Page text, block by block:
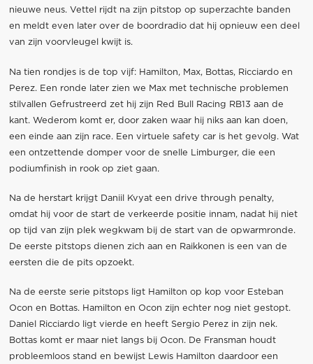
nieuwe neus. Vettel rijdt na zijn pitstop op superzachte banden
en meldt even later over de boordradio dat hij opnieuw een deel
van zijn voorvleugel kwijt is.
Na tien rondjes is de top vijf: Hamilton, Max, Bottas, Ricciardo en
Perez. Een ronde later zien we Max met technische problemen
stilvallen Gefrustreerd zet hij zijn Red Bull Racing RB13 aan de
kant. Wederom komt er, door zaken waar hij niks aan kan doen,
een einde aan zijn race. Een virtuele safety car is het gevolg. Wat
een ontzettende domper voor de snelle Limburger, die een
podiumfinish in rook op ziet gaan.
Na de herstart krijgt Daniil Kvyat een drive through penalty,
omdat hij voor de start de verkeerde positie innam, nadat hij niet
op tijd van zijn plek wegkwam bij de start van de opwarmronde.
De eerste pitstops dienen zich aan en Raikkonen is een van de
eersten die de pits opzoekt.
Na de eerste serie pitstops ligt Hamilton op kop voor Esteban
Ocon en Bottas. Hamilton en Ocon zijn echter nog niet gestopt.
Daniel Ricciardo ligt vierde en heeft Sergio Perez in zijn nek.
Bottas komt er maar niet langs bij Ocon. De Fransman houdt
probleemloos stand en bewijst Lewis Hamilton daardoor een